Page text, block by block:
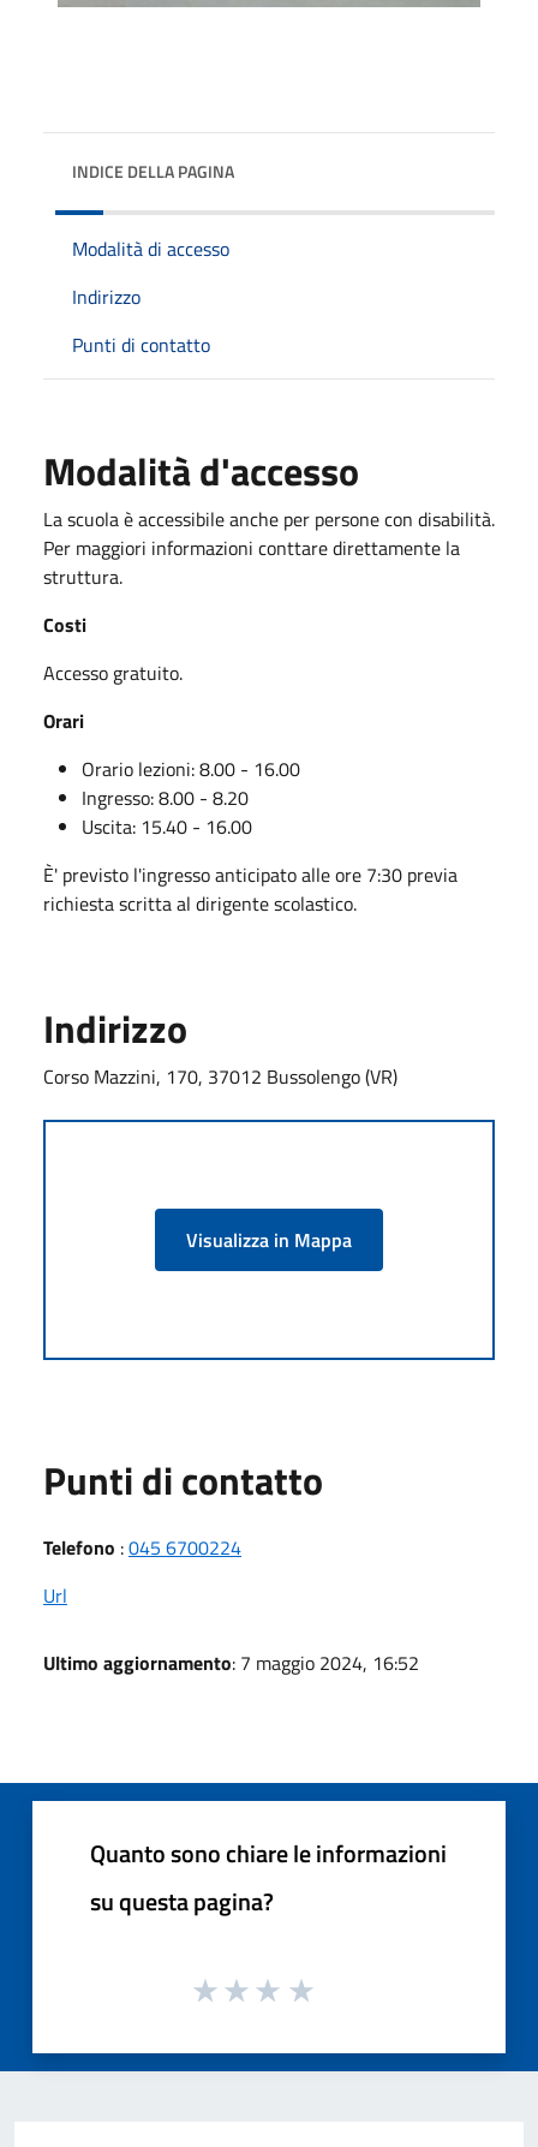
INDICE DELLA PAGINA
Modalità di accesso
Indirizzo
Punti di contatto
Modalità d'accesso
La scuola è accessibile anche per persone con disabilità.
Per maggiori informazioni conttare direttamente la
struttura.
Costi
Accesso gratuito.
Orari
Orario lezioni: 8.00 - 16.00
Ingresso: 8.00 - 8.20
Uscita: 15.40 - 16.00
È' previsto l'ingresso anticipato alle ore 7:30 previa
richiesta scritta al dirigente scolastico.
Indirizzo
Corso Mazzini, 170, 37012 Bussolengo (VR)
Visualizza in Mappa
Punti di contatto
Telefono :045 6700224
Url
Ultimo aggiornamento: 7 maggio 2024, 16:52
Quanto sono chiare le informazioni
su questa pagina?